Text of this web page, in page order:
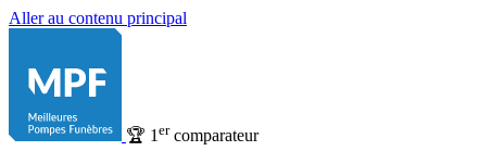
Aller au contenu principal
🏆 1 ercomparateur